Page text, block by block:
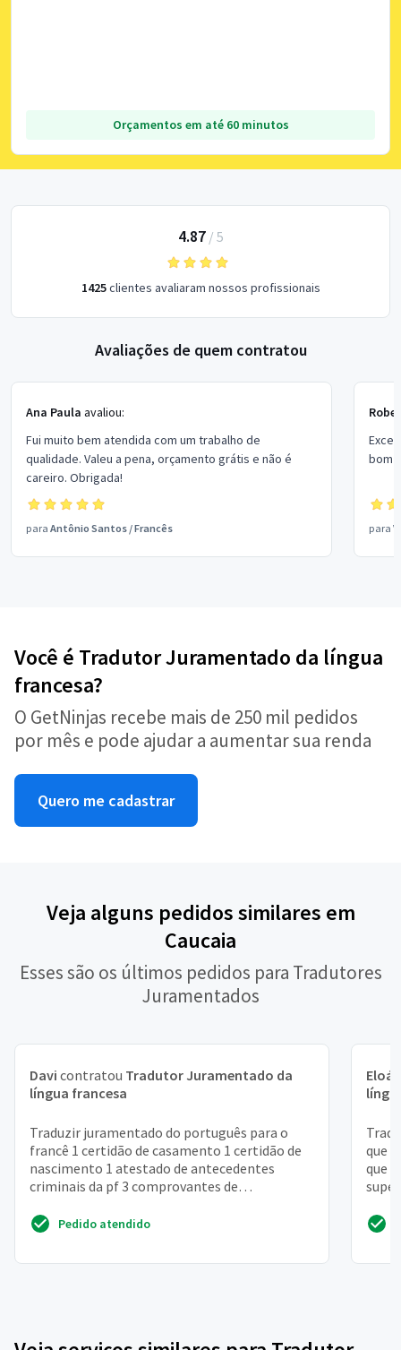
Orçamentos em até 60 minutos
4.87/ 5
1425clientes avaliaram nossos profissionais
Avaliações de quem contratou
Ana Paula avaliou:
Fui muito bem atendida com um trabalho de
qualidade. Valeu a pena, orçamento grátis e não é
careiro. Obrigada!
para Antônio Santos /Francês
bom
para
Você é Tradutor Juramentado da língua
francesa?
O GetNinjas recebe mais de 250 mil pedidos
por mês e pode ajudar a aumentar sua renda
Quero me cadastrar
Veja alguns pedidos similares em
Caucaia
Esses são os últimos pedidos para Tradutores
Juramentados
Davi contratou Tradutor Juramentado da
língua francesa
Traduzir juramentado do português para o
francê 1 certidão de casamento 1 certidão de
nascimento 1 atestado de antecedentes
criminais da pf 3 comprovantes de
Pedido atendido
Eloá
que
que